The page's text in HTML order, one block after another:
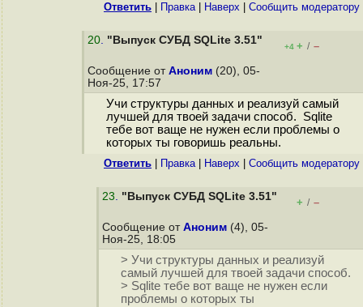
Ответить Правка| Наверх Cообщить модератору
20. "Выпуск СУБД SQLite 3.51"
+4 + / –
Сообщение от Аноним (20), 05-
Ноя-25, 17:57
Учи структуры данных и реализуй самый
лучшей для твоей задачи способ. Sqlite
тебе вот ваще не нужен если проблемы о
которых ты говоришь реальны.
Ответить Правка| Наверх Cообщить модератору
23. "Выпуск СУБД SQLite 3.51" + / –
Сообщение от Аноним (4), 05-
Ноя-25, 18:05
> Учи структуры данных и реализуй
самый лучшей для твоей задачи способ.
> Sqlite тебе вот ваще не нужен если
проблемы о которых ты